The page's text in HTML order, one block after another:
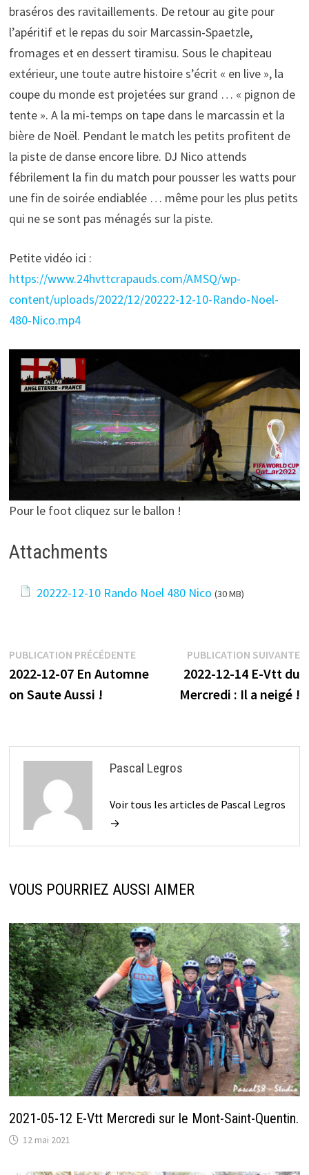
braséros des ravitaillements. De retour au gite pour
l’apéritif et le repas du soir Marcassin-Spaetzle,
fromages et en dessert tiramisu. Sous le chapiteau
extérieur, une toute autre histoire s’écrit « en live », la
coupe du monde est projetées sur grand … « pignon de
tente ». A la mi-temps on tape dans le marcassin et la
bière de Noël. Pendant le match les petits profitent de
la piste de danse encore libre. DJ Nico attends
fébrilement la fin du match pour pousser les watts pour
une fin de soirée endiablée … même pour les plus petits
qui ne se sont pas ménagés sur la piste.
Petite vidéo ici :
https://www.24hvttcrapauds.com/AMSQ/wp-
content/uploads/2022/12/20222-12-10-Rando-Noel-
480-Nico.mp4
Pour le foot cliquez sur le ballon !
Attachments
20222-12-10 Rando Noel 480 Nico (30 MB)
Navigation
de
PUBLICATION PRÉCÉDENTEPublication
précédente :
2022-12-07 En Automne
on Saute Aussi !
PUBLICATION SUIVANTE
2022-12-14 E-Vtt du
Mercredi : Il a neigé !
Pascal Legros
Voir tous les articles de Pascal Legros
→
VOUS POURRIEZ AUSSI AIMER
2021-05-12 E-Vtt Mercredi sur le Mont-Saint-Quentin.
12 mai 2021